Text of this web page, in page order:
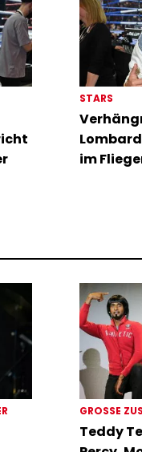
STARS
im
GROSSE
Teddy